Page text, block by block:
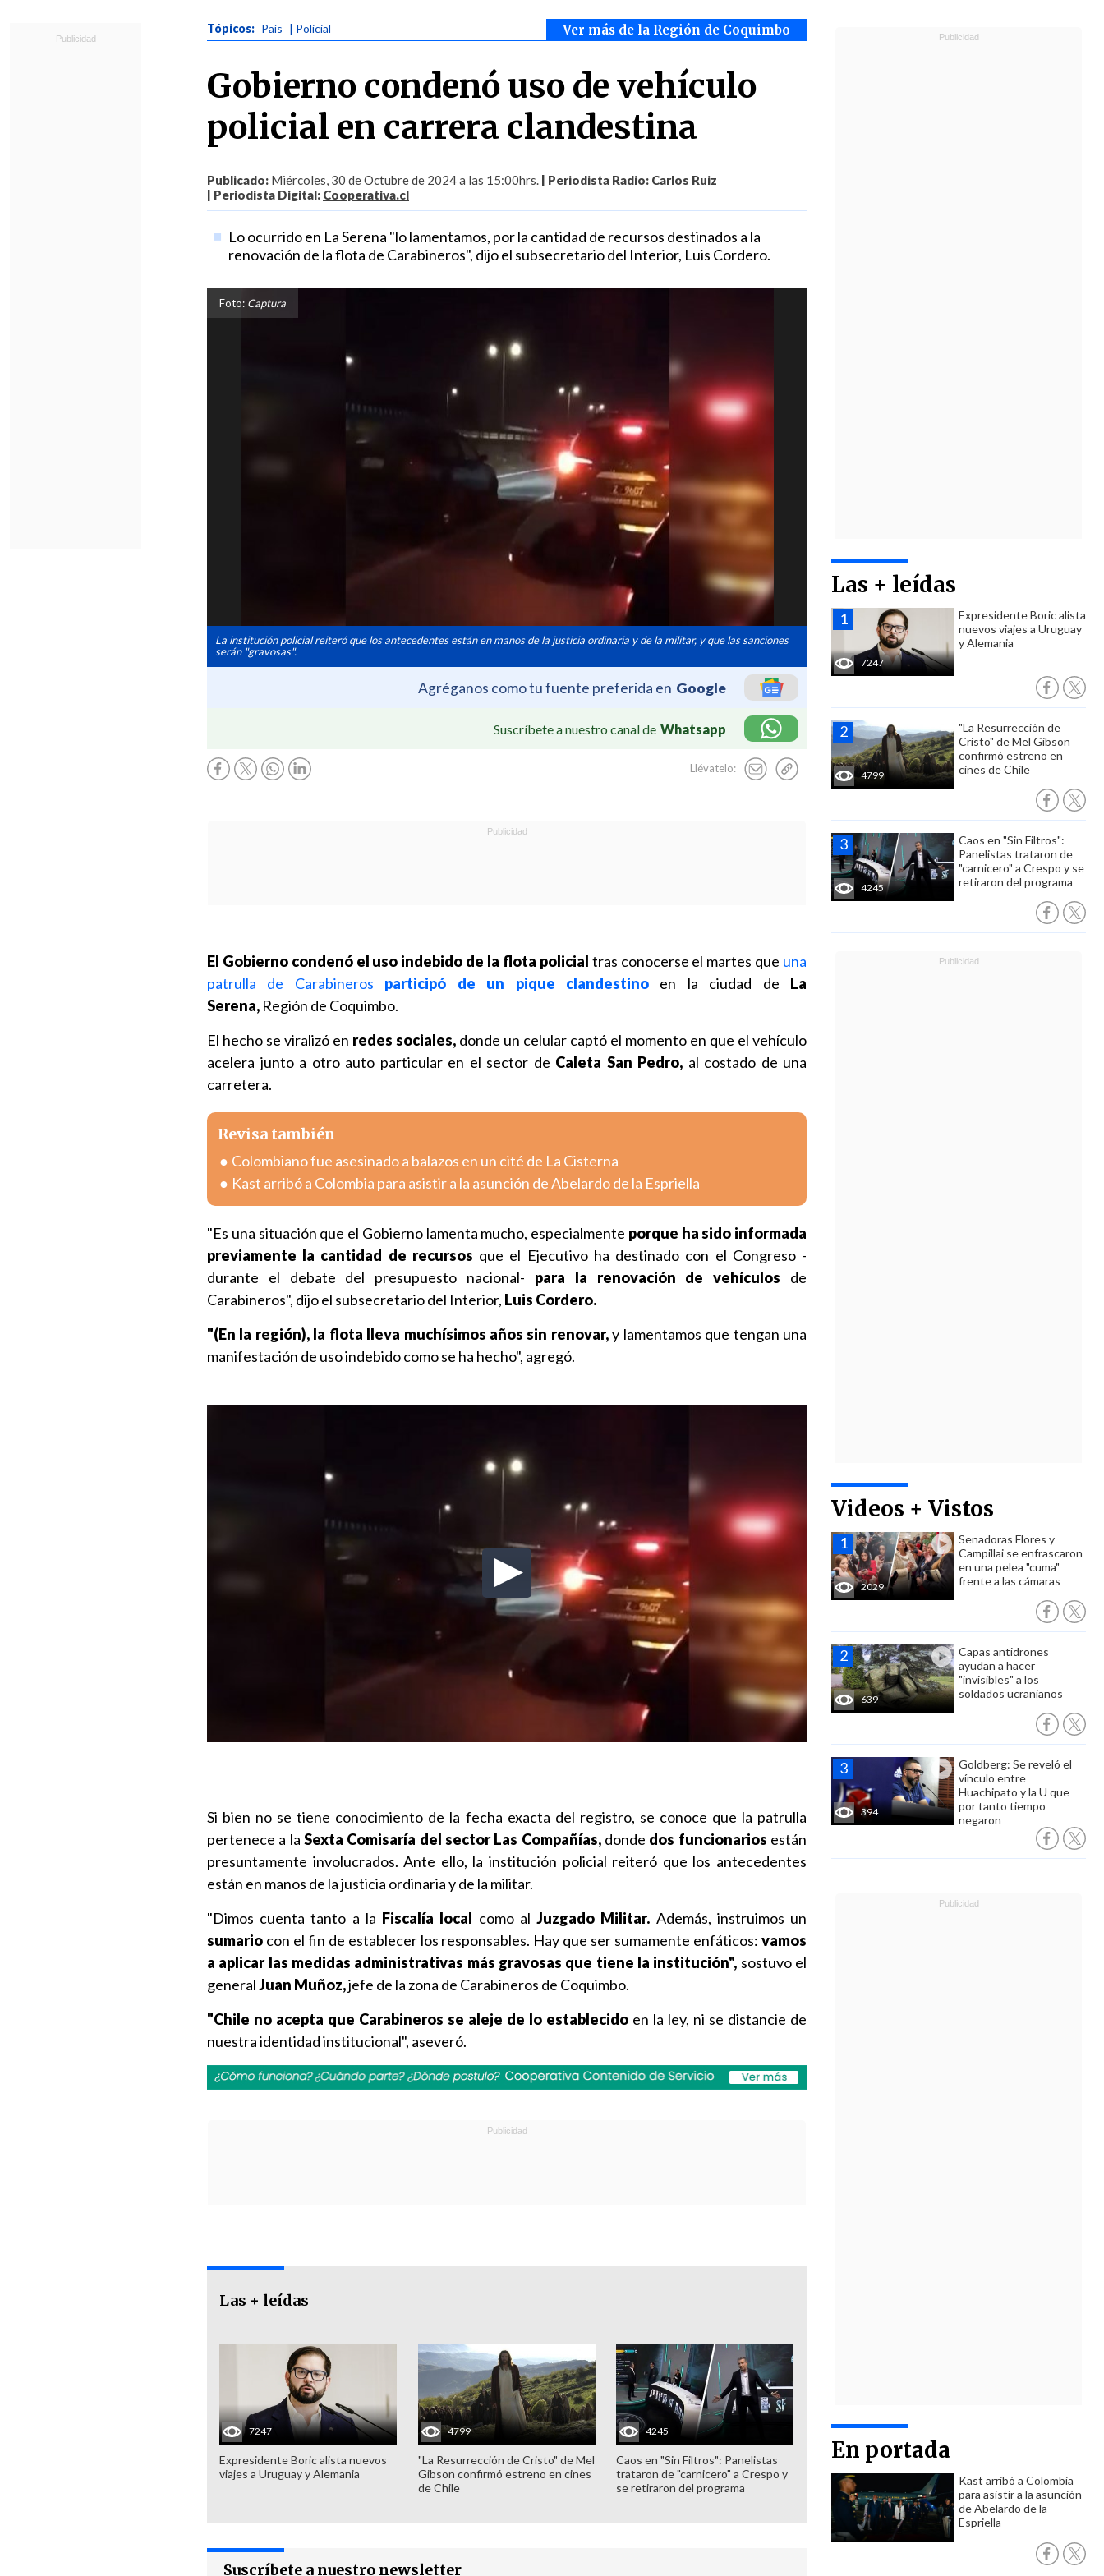
Ver más de la Región de Coquimbo
Tópicos: País | Policial
Gobierno condenó uso de vehículo
policial en carrera clandestina
Publicado: Miércoles, 30 de Octubre de 2024 a las 15:00hrs. | Periodista Radio: Carlos Ruiz
| Periodista Digital: Cooperativa.cl
Lo ocurrido en La Serena "lo lamentamos, por la cantidad de recursos destinados a la
renovación de la flota de Carabineros", dijo el subsecretario del Interior, Luis Cordero.
Foto: Captura
La institución policial reiteró que los antecedentes están en manos de la justicia ordinaria y de la militar, y que las sanciones
serán "gravosas".
Agréganos como tu fuente preferida en Google
Suscríbete a nuestro canal de Whatsapp
Llévatelo:
Las + leídas
7247
Expresidente Boric alista
nuevos viajes a Uruguay
y Alemania
4799
"La Resurrección de
Cristo" de Mel Gibson
confirmó estreno en
cines de Chile
4245
Caos en "Sin Filtros":
Panelistas trataron de
"carnicero" a Crespo y se
retiraron del programa
Videos + Vistos
2029
Senadoras Flores y
Campillai se enfrascaron
en una pelea "cuma"
frente a las cámaras
639
Capas antidrones
ayudan a hacer
"invisibles" a los
soldados ucranianos
394
Goldberg: Se reveló el
vínculo entre
Huachipato y la U que
por tanto tiempo
negaron
En portada
Kast arribó a Colombia
para asistir a la asunción
de Abelardo de la
Espriella
El Gobierno condenó el uso indebido de la flota policial tras conocerse el martes que una
patrulla de Carabineros participó de un pique clandestinoen la ciudad de La
Serena, Región de Coquimbo.
El hecho se viralizó en redes sociales, donde un celular captó el momento en que el vehículo
acelera junto a otro auto particular en el sector de Caleta San Pedro, al costado de una
carretera.
Revisa también
Colombiano fue asesinado a balazos en un cité de La Cisterna
Kast arribó a Colombia para asistir a la asunción de Abelardo de la Espriella
"Es una situación que el Gobierno lamenta mucho, especialmente porque ha sido informada
previamente la cantidad de recursos que el Ejecutivo ha destinado con el Congreso -
durante el debate del presupuesto nacional- para la renovación de vehículos de
Carabineros", dijo el subsecretario del Interior, Luis Cordero.
"(En la región), la flota lleva muchísimos años sin renovar,y lamentamos que tengan una
manifestación de uso indebido como se ha hecho", agregó.
Si bien no se tiene conocimiento de la fecha exacta del registro, se conoce que la patrulla
pertenece a la Sexta Comisaría del sector Las Compañías,donde dos funcionarios están
presuntamente involucrados. Ante ello, la institución policial reiteró que los antecedentes
están en manos de la justicia ordinaria y de la militar.
"Dimos cuenta tanto a la Fiscalía local como alJuzgado Militar. Además, instruimos un
sumario con el fin de establecer los responsables. Hay que ser sumamente enfáticos: vamos
a aplicar las medidas administrativas más gravosas que tiene la institución", sostuvo el
generalJuan Muñoz,jefe de la zona de Carabineros de Coquimbo.
"Chile no acepta que Carabineros se aleje de lo establecido en la ley, ni se distancie de
nuestra identidad institucional", aseveró.
Las + leídas
7247
Expresidente Boric alista nuevos
viajes a Uruguay y Alemania
4799
"La Resurrección de Cristo" de Mel
Gibson confirmó estreno en cines
de Chile
4245
Caos en "Sin Filtros": Panelistas
trataron de "carnicero" a Crespo y
se retiraron del programa
Suscríbete a nuestro newsletter